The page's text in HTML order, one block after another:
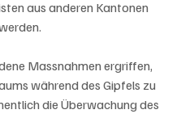
aus anderen Kantonen
Massnahmen ergriffen,
während des Gipfels zu
die Überwachung des